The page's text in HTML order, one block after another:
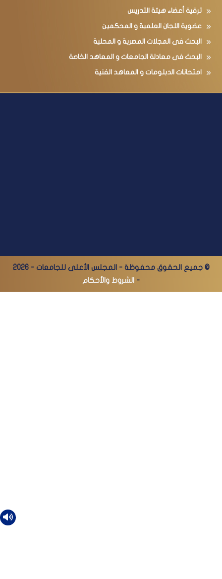
ترقية أعضاء هيئة التدريس
عضوية اللجان العلمية و المحكمين
البحث فى المجلات المصرية و المحلية
البحث فى معادلة الجامعات و المعاهد الخاصة
امتحانات الدبلومات و المعاهد الفنية
© جميع الحقوق محفوظة - المجلس الأعلى للجامعات - 2026
- الشروط والأحكام